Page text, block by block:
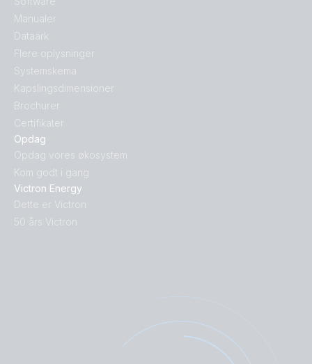
Opdag
Opdag vores økosystem
Kom godt i gang
Victron Energy
Dette er Victron
50 års Victron
Manualer
Dataark
Flere oplysninger
Systemskema
Kapslingsdimensioner
Brochurer
Certifikater